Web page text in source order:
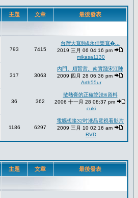
主題 文章 最後發表
793 7415
台灣大寬頻&永佳樂寬�...
2019 三月 06 04:16 pm
mikasa1130
317 3063
內門。順賢宮。南實踐宋江陣
2009 四月 28 06:36 pm
Arth55ur
36 362
散熱膏的正確塗法&資料
2006 十一月 28 08:37 pm
cuki
1186 6297
電腦想接32吋液晶電視看影片
2009 三月 10 02:16 am
RVD
主題 文章 最後發表